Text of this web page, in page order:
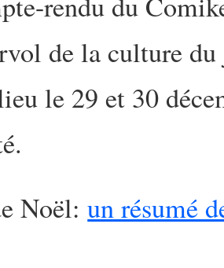
de la culture
le 29 et 30
Noël:un résumé